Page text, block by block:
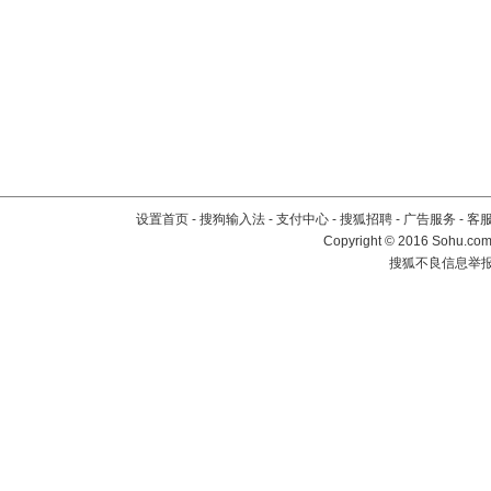
设置首页 - 搜狗输入法 - 支付中心 - 搜狐招聘 - 广告服务 - 客
Copyright©2016
搜狐不良信息举